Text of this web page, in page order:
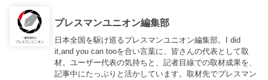
プレスマンユニオン編集部
日本全国を駆け巡るプレスマンユニオン編集部。I did
it,and you can tooを合い言葉に、皆さんの代表として取
材。ユーザー代表の気持ちと、記者目線での取材成果を、
記事中にたっぷりと活かしています。取材先でプレスマン